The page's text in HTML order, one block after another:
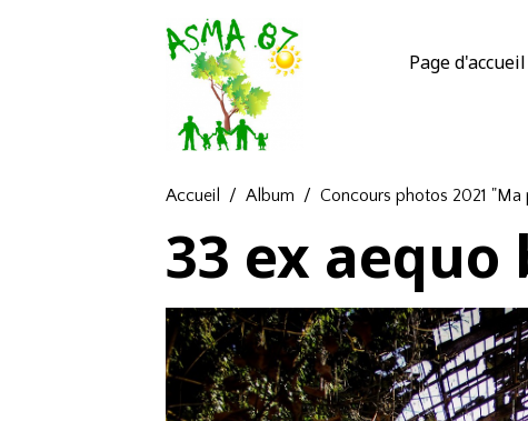
Page d'accueil
Accueil Album Concours photos 2021
33 ex aequo